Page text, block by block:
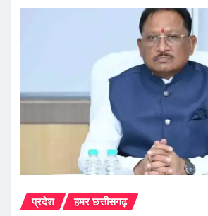
प्रदेश हमर छत्तीसगढ़